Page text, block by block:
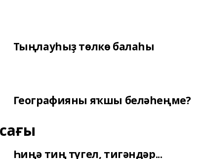
Тыңлауһыҙ төлкө балаһы
Географияны яҡшы беләһеңме?
Һиңә тиң түгел, тигәндәр...